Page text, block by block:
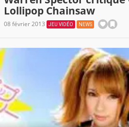
Lollipop Chainsaw
08 février 2013 JEU VIDÉO NEWS